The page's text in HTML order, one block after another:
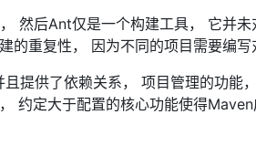
然后Ant仅是一个构建工具， 它并
重复性， 因为不同的项目需要编写
提供了依赖关系， 项目管理的功能
约定大于配置的核心功能使得